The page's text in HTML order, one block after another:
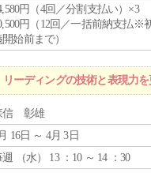
円（4回／分割支払い）×3
円（12回／一括前納支払※
始前まで）
ーディングの技術と表現力
信 彰雄
16日 ～ 4月 3日
週 （水） 13 ：10 ～ 14 ：30